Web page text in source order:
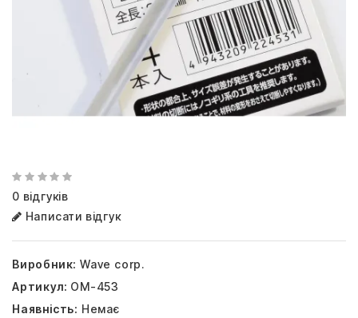
0 відгуків
Написати відгук
Виробник: Wave corp.
Артикул: OM-453
Наявність: Немає